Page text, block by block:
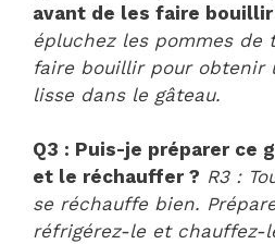
avant de les faire bouillir
épluchez les pommes de
faire bouillir pour obtenir
lisse dans le gâteau.
Q3 : Puis-je préparer ce
et le réchauffer ? R3 :
se réchauffe bien.
réfrigérez-le et chauffez-